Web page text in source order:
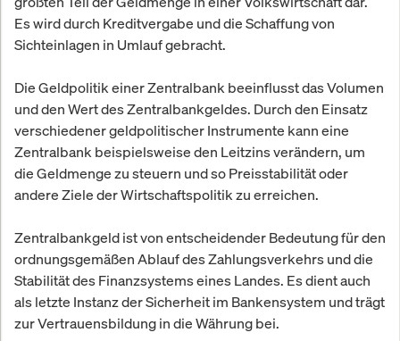
Es wird durch Kreditvergabe und die Schaffung von
Sichteinlagen in Umlauf gebracht.
Die Geldpolitik einer Zentralbank beeinflusst das Volumen
und den Wert des Zentralbankgeldes. Durch den Einsatz
verschiedener geldpolitischer Instrumente kann eine
Zentralbank beispielsweise den Leitzins verändern, um
die Geldmenge zu steuern und so Preisstabilität oder
andere Ziele der Wirtschaftspolitik zu erreichen.
Zentralbankgeld ist von entscheidender Bedeutung für den
ordnungsgemäßen Ablauf des Zahlungsverkehrs und die
Stabilität des Finanzsystems eines Landes. Es dient auch
als letzte Instanz der Sicherheit im Bankensystem und trägt
zur Vertrauensbildung in die Währung bei.